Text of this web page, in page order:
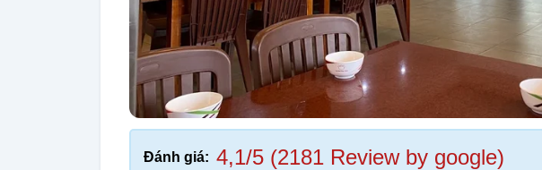
Đánh giá: 4,1/5 (2181 Review by google)